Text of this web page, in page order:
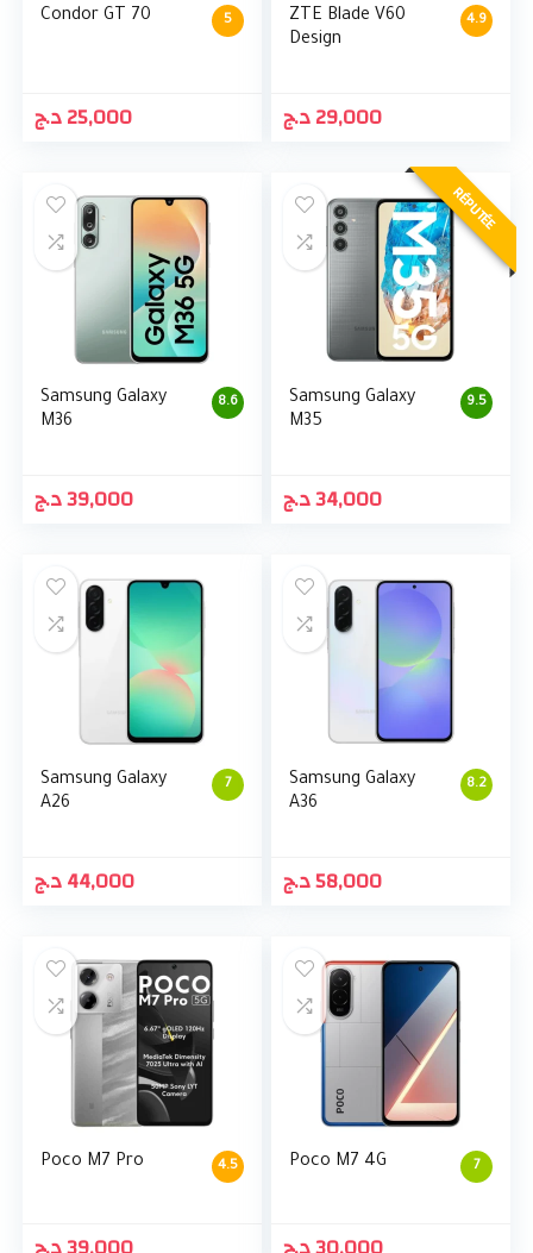
5
Condor GT 70
25,000د.ج
4.9
ZTE Blade V60
Design
29,000د.ج
8.6
Samsung Galaxy
M36
39,000د.ج
RÉPUTÉE
9.5
Samsung Galaxy
M35
34,000د.ج
7
Samsung Galaxy
A26
44,000د.ج
8.2
Samsung Galaxy
A36
58,000د.ج
4.5
Poco M7 Pro 7
Poco M7 4G